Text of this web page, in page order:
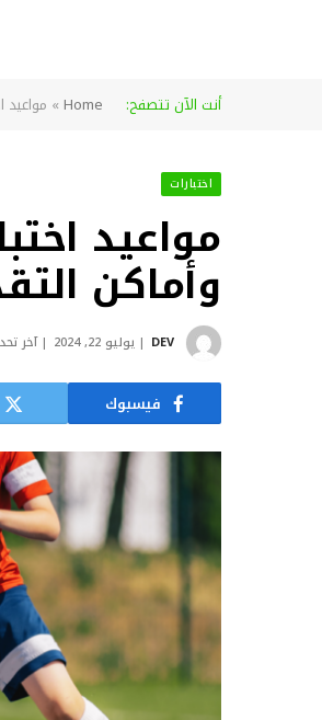
أنت الآن تتصفح: Home
» مواعيد
اختبارات
وأماكن
DEV يوليو 22, 2024 آخر
فيسبوك